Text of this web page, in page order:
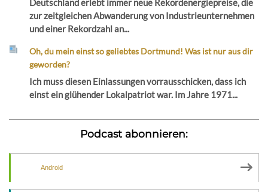
Deutschland erlebt immer neue Rekordenergiepreise, die
zur zeitgleichen Abwanderung von Industrieunternehmen
und einer Rekordzahl an...
Oh, du mein einst so geliebtes Dortmund! Was ist nur aus dir
geworden?
Ich muss diesen Einlassungen vorrausschicken, dass ich
einst ein glühender Lokalpatriot war. Im Jahre 1971...
Podcast abonnieren:
Android